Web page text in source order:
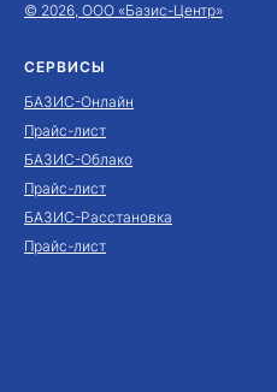
© 2026, ООО «Базис-Центр»
СЕРВИСЫ
БАЗИС-Онлайн
Прайс-лист
БАЗИС-Облако
Прайс-лист
БАЗИС-Расстановка
Прайс-лист